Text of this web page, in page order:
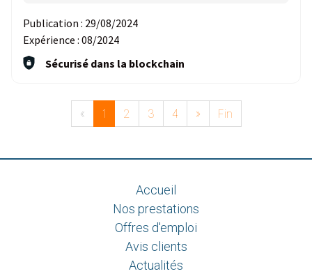
Publication : 29/08/2024
Expérience : 08/2024
Sécurisé dans la blockchain
« 1 2 3 4 » Fin
Accueil
Nos prestations
Offres d'emploi
Avis clients
Actualités